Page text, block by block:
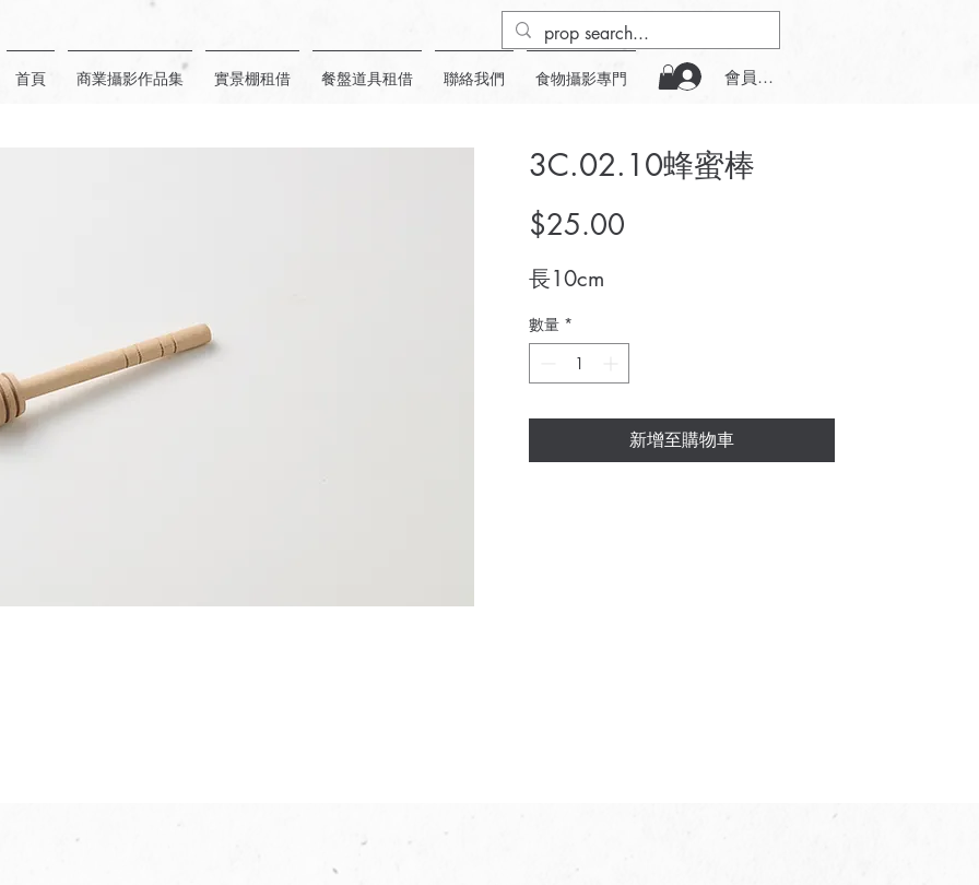
首頁 商業攝影作品集 實景棚租借 餐盤道具租借 聯絡我們 食物攝影專門 會員登入
3C.02.10蜂蜜棒
$25.00
長10cm
數量 *
新增至購物車